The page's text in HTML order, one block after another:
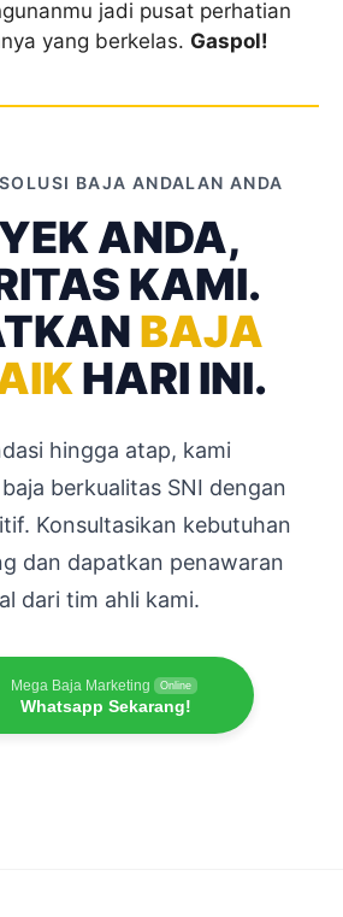
jadi pusat perhatian
yang berkelas. Gaspol!
BAJA ANDALAN ANDA
ANDA,
KAMI.
BAJA
HARI INI.
hingga atap, kami
berkualitas SNI dengan
Konsultasikan kebutuhan
dan dapatkan penawaran
dari tim ahli kami.
Mega Baja Marketing Online
Whatsapp Sekarang!